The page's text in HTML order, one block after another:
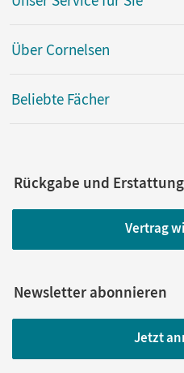
Über Cornelsen
Beliebte Fächer
Rückgabe und Erstattung
Vertrag
Newsletter abonnieren
Jetzt